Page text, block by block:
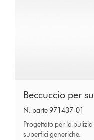
Beccuccio
per
superfici
Beccuccio per
N. parte 971437-01
Progettato per la
superfici generiche.